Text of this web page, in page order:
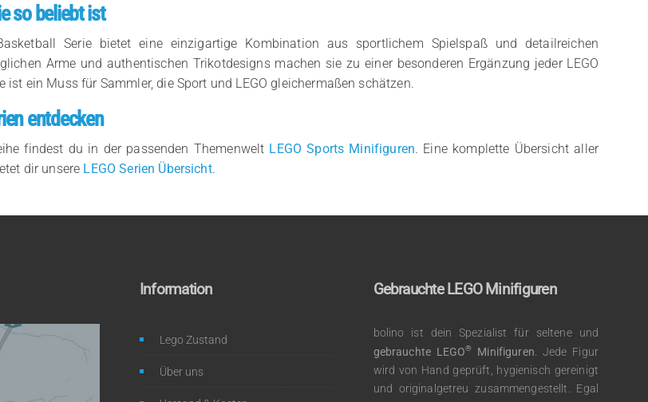
so beliebt ist
Serie bietet eine einzigartige Kombination aus sportlichem Spielspaß und detailreichen
Arme und authentischen Trikotdesigns machen sie zu einer besonderen Ergänzung jeder LEGO
ist ein Muss für Sammler, die Sport und LEGO gleichermaßen schätzen.
entdecken
findest du in der passenden Themenwelt LEGO Sports Minifiguren. Eine komplette Übersicht aller
dir unsere LEGO Serien Übersicht.
Information
Lego Zustand
Über uns
Gebrauchte LEGO Minifiguren
bolino ist dein Spezialist für seltene und
gebrauchte LEGO® Minifiguren. Jede Figur
wird von Hand geprüft, hygienisch gereinigt
und originalgetreu zusammengestellt. Egal